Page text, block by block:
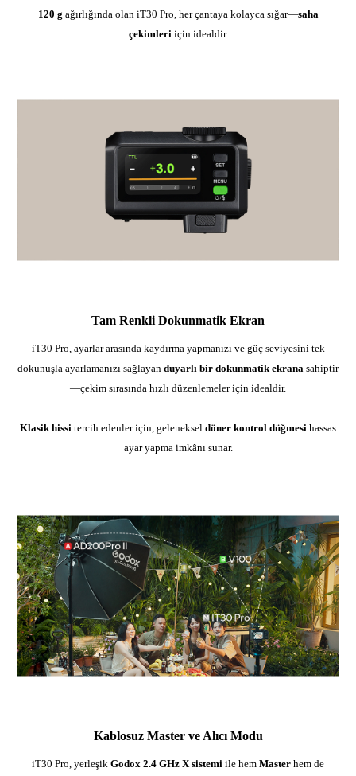
120 g ağırlığında olan iT30 Pro, her çantaya kolayca sığar—saha
çekimleri için idealdir.
Tam Renkli Dokunmatik Ekran
iT30 Pro, ayarlar arasında kaydırma yapmanızı ve güç seviyesini tek
dokunuşla ayarlamanızı sağlayan duyarlı bir dokunmatik ekrana sahiptir
—çekim sırasında hızlı düzenlemeler için idealdir.
Klasik hissi tercih edenler için, geleneksel döner kontrol düğmesi hassas
ayar yapma imkânı sunar.
Kablosuz Master ve Alıcı Modu
iT30 Pro, yerleşik Godox 2.4 GHz X sistemi ile hem Master hem de